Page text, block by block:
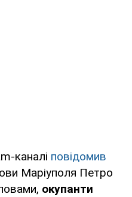
каналі повідомив
Маріуполя Петро
окупанти